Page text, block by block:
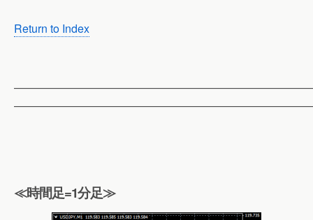
Return to Index
≪時間足=1分足≫